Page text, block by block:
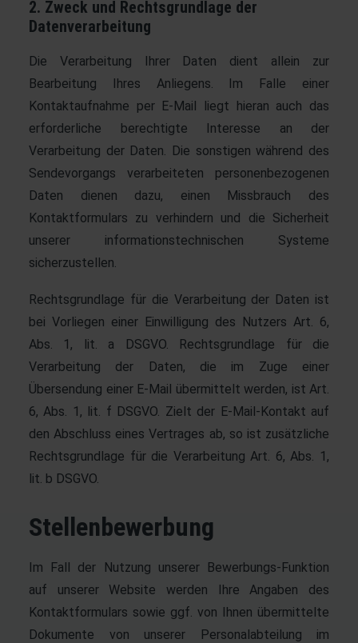
2. Zweck und Rechtsgrundlage der
Datenverarbeitung
Die Verarbeitung Ihrer Daten dient allein zur
Bearbeitung Ihres Anliegens. Im Falle einer
Kontaktaufnahme per E-Mail liegt hieran auch das
erforderliche berechtigte Interesse an der
Verarbeitung der Daten. Die sonstigen während des
Sendevorgangs verarbeiteten personenbezogenen
Daten dienen dazu, einen Missbrauch des
Kontaktformulars zu verhindern und die Sicherheit
unserer informationstechnischen Systeme
sicherzustellen.
Rechtsgrundlage für die Verarbeitung der Daten ist
bei Vorliegen einer Einwilligung des Nutzers Art. 6,
Abs. 1, lit. a DSGVO. Rechtsgrundlage für die
Verarbeitung der Daten, die im Zuge einer
Übersendung einer E-Mail übermittelt werden, ist Art.
6, Abs. 1, lit. f DSGVO. Zielt der E-Mail-Kontakt auf
den Abschluss eines Vertrages ab, so ist zusätzliche
Rechtsgrundlage für die Verarbeitung Art. 6, Abs. 1,
lit. b DSGVO.
Stellenbewerbung
Im Fall der Nutzung unserer Bewerbungs-Funktion
auf unserer Website werden Ihre Angaben des
Kontaktformulars sowie ggf. von Ihnen übermittelte
Dokumente von unserer Personalabteilung im